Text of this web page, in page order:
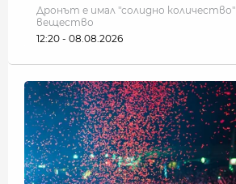
Дронът е имал "солидно
вещество
12:20 - 08.08.2026